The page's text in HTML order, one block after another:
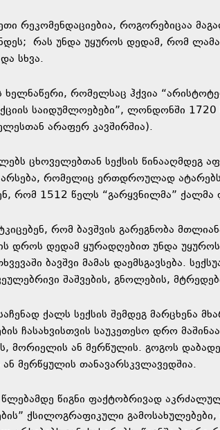
რეკომენდაციებია, როგორებიცაა
რას უნდა უყუროს დედამ, რომ
სხვა.
ხელნაწერი, რომელსაც ჰქვია
საიდუმლოებები”, ლონდონში
არაფერ კავშირშია).
ცხოველებთან სექსის
არსება, რომელიც ერთდროულად ატარებს
რომ 1512 წელს “გარყვნილმა” ქალმა
რომ ბავშვის გარეგნობა
დროს დედამ ყურადღებით უნდა
ბავშვი მამას დაემსგავსება.
შაშვების, გნოლების,
ქალს სექსის შემდეგ მარცხენა
ჩასახვისთვის საუკეთესო დრო
მორიელის ან მერწულის. გოგოს
მერწყულის თანავარსკვლავედშია.
წიგნი ფაქტობრივად
ქსილოგრაფიკული